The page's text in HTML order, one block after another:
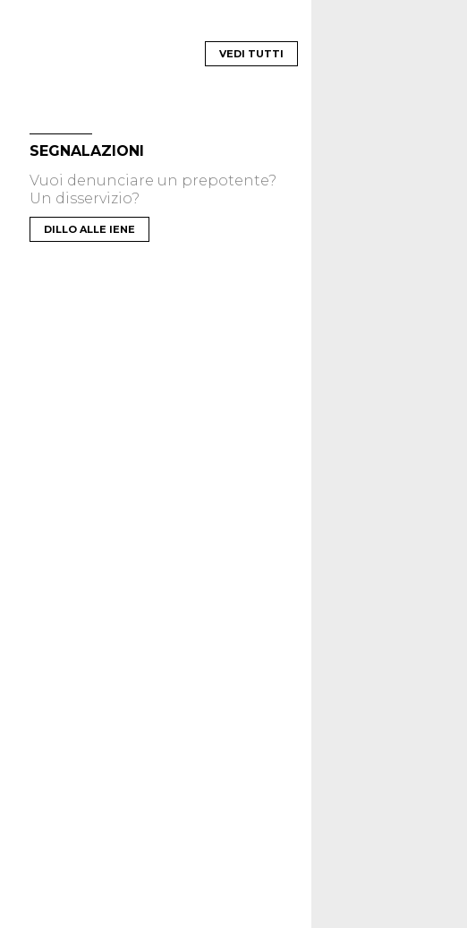
VEDI TUTTI
SEGNALAZIONI
Vuoi denunciare un prepotente?
Un disservizio?
DILLO ALLE IENE